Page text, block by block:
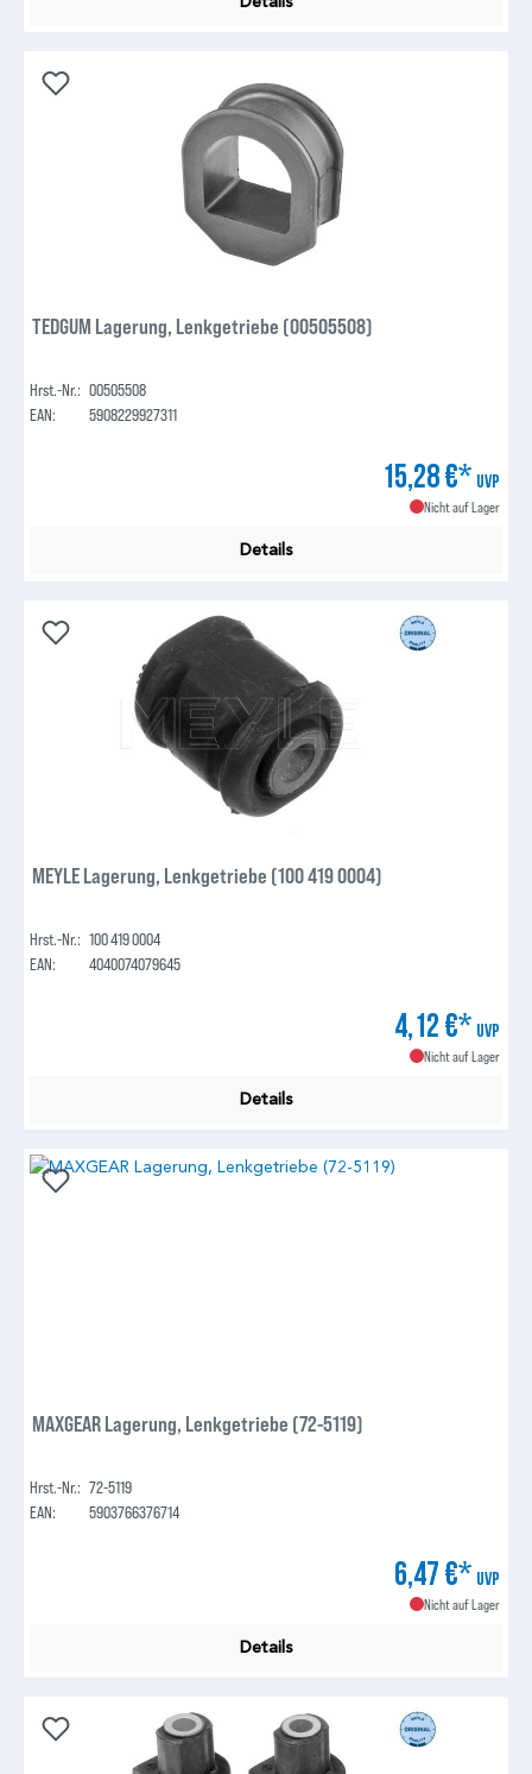
TEDGUM Lagerung, Lenkgetriebe (00505508)
Hrst.-Nr.: 00505508
EAN:
5908229927311
15,28 €* UVP
Nicht auf Lager
Details
MEYLE Lagerung, Lenkgetriebe (100 419 0004)
Hrst.-Nr.: 100 419 0004
EAN:
4040074079645
4,12 €* UVP
Nicht auf Lager
Details
MAXGEAR Lagerung, Lenkgetriebe (72-5119)
Hrst.-Nr.: 72-5119
EAN:
5903766376714
6,47 €* UVP
Nicht auf Lager
Details